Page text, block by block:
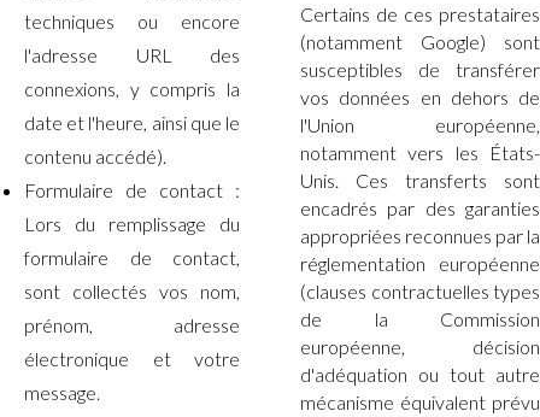
techniques ou encore
l'adresse URL des
connexions, y compris la
date et l'heure, ainsi que le
contenu accédé).
Formulaire de contact :
Lors du remplissage du
formulaire de contact,
sont collectés vos nom,
prénom, adresse
électronique et votre
message.
Certains de ces prestataires
(notamment Google) sont
susceptibles de transférer
vos données en dehors de
l'Union européenne,
notamment vers les États-
Unis. Ces transferts sont
encadrés par des garanties
appropriées reconnues par la
réglementation européenne
(clauses contractuelles types
de la Commission
européenne, décision
d'adéquation ou tout autre
mécanisme équivalent prévu